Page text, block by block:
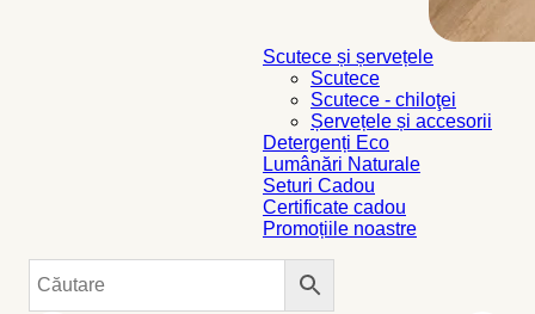
Scutece și șervețele
Scutece
Scutece - chiloţei
Șervețele și accesorii
Detergenți Eco
Lumânări Naturale
Seturi Cadou
Certificate cadou
Promoțiile noastre